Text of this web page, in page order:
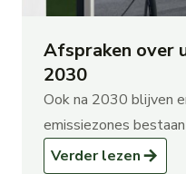
Afspraken over
2030
Ook na 2030 blijven
emissiezones
Verder lezen